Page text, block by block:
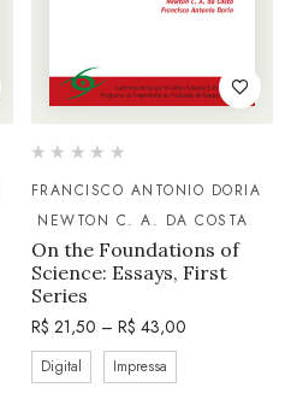
FRANCISCO ANTONIO DORIA
NEWTON C. A. DA COSTA
On the Foundations of
Science: Essays, First
Series
R$ 21,50 – R$ 43,00
Digital Impressa